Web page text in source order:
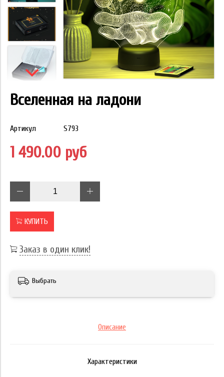
Вселенная на ладони
Артикул S793
1 490.00 руб
КУПИТЬ
Заказ в один клик!
Выбрать
Описание
Характеристики